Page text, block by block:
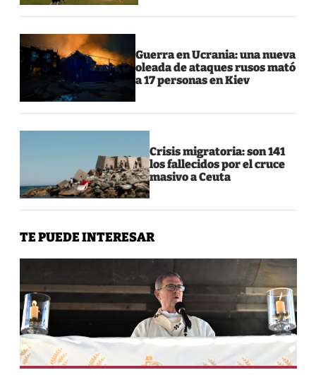
Guerra en Ucrania: una nueva
oleada de ataques rusos mató
a 17 personas en Kiev
Crisis migratoria: son 141
los fallecidos por el cruce
masivo a Ceuta
TE PUEDE INTERESAR